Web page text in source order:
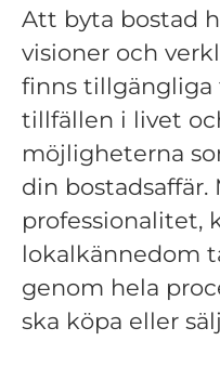
Att byta bostad
visioner och
finns tillgängliga
tillfällen i livet
möjligheterna
din bostadsaffär.
professionalitet,
lokalkännedom
genom hela
ska köpa eller